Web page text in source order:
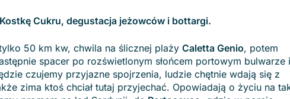
Cukru, degustacja jeżowców i bottargi.
50 km kw, chwila na ślicznej plaży Caletta Genio, potem
spacer po rozświetlonym słońcem portowym bulwarze i
czujemy przyjazne spojrzenia, ludzie chętnie wdają się z
zima ktoś chciał tutaj przyjechać. Opowiadają o życiu na